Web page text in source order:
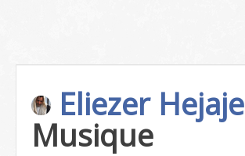
Eliezer Hejaje
Musique